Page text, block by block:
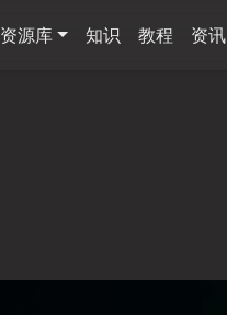
资源库 知识 教程 资讯